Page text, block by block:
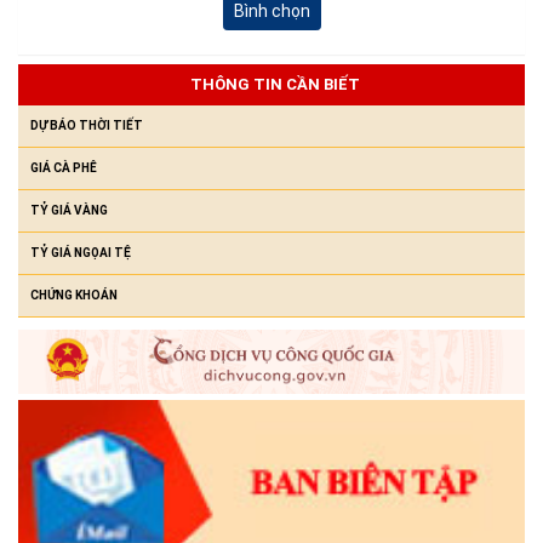
Bình chọn
THÔNG TIN CẦN BIẾT
DỰ BÁO THỜI TIẾT
GIÁ CÀ PHÊ
TỶ GIÁ VÀNG
TỶ GIÁ NGỌAI TỆ
CHỨNG KHOÁN
Niêm yết công khai Hồ sơ Đăng ký đất đai, cấp GCN QSD đất,
(23/07/2026)